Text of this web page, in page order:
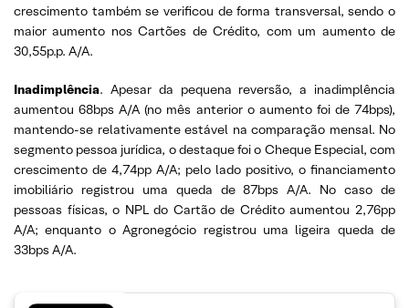
crescimento também se verificou de forma transversal, sendo o
maior aumento nos Cartões de Crédito, com um aumento de
30,55p.p. A/A.
Inadimplência. Apesar da pequena reversão, a inadimplência
aumentou 68bps A/A (no mês anterior o aumento foi de 74bps),
mantendo-se relativamente estável na comparação mensal. No
segmento pessoa jurídica, o destaque foi o Cheque Especial, com
crescimento de 4,74pp A/A; pelo lado positivo, o financiamento
imobiliário registrou uma queda de 87bps A/A. No caso de
pessoas físicas, o NPL do Cartão de Crédito aumentou 2,76pp
A/A; enquanto o Agronegócio registrou uma ligeira queda de
33bps A/A.